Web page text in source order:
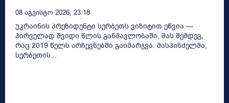
08 Აგვისტო 2026, 23:18
უკრაინის პრეზიდენტი სერბეთს ვიზიტით ეწვია —
პირველად შვიდი წლის განმავლობაში, მას შემდეგ,
რაც 2019 წელს არჩევნებში გაიმარჯვა. მასპინძელმა,
სერბეთის...